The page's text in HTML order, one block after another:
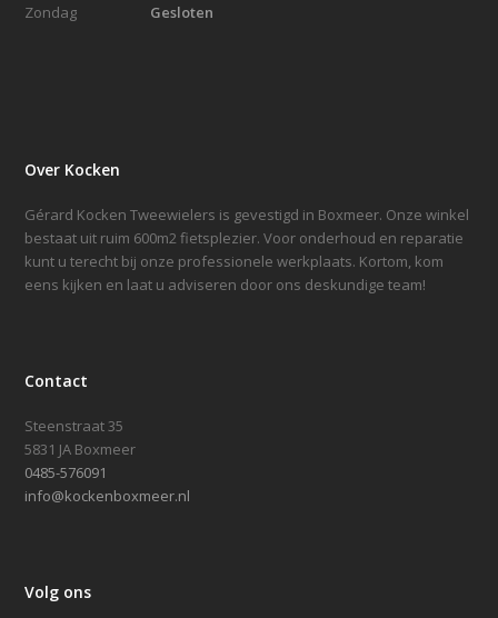
Zondag Gesloten
Over Kocken
Gérard Kocken Tweewielers is gevestigd in Boxmeer. Onze winkel
bestaat uit ruim 600m2 fietsplezier. Voor onderhoud en reparatie
kunt u terecht bij onze professionele werkplaats. Kortom, kom
eens kijken en laat u adviseren door ons deskundige team!
Contact
Steenstraat 35
5831 JA Boxmeer
0485-576091
info@kockenboxmeer.nl
Volg ons